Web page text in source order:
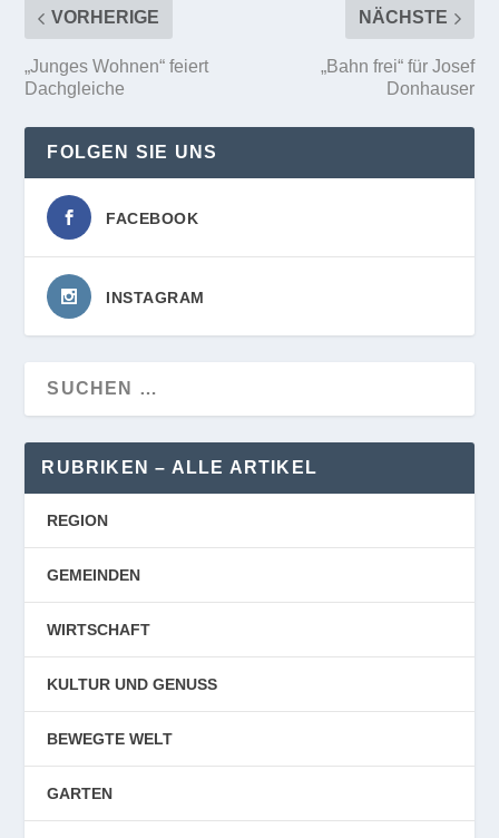
VORHERIGE
„Junges Wohnen“ feiert
Dachgleiche
NÄCHSTE
„Bahn frei“ für Josef
Donhauser
FOLGEN SIE UNS
FACEBOOK
INSTAGRAM
RUBRIKEN – ALLE ARTIKEL
REGION
GEMEINDEN
WIRTSCHAFT
KULTUR UND GENUSS
BEWEGTE WELT
GARTEN